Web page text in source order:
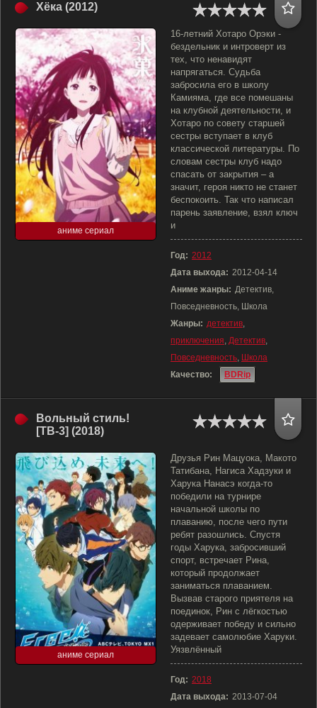
Хёка (2012)
аниме сериал
16-летний Хотаро Орэки -
бездельник и интроверт из
тех, что ненавидят
напрягаться. Судьба
забросила его в школу
Камияма, где все помешаны
на клубной деятельности, и
Хотаро по совету старшей
сестры вступает в клуб
классической литературы. По
словам сестры клуб надо
спасать от закрытия – а
значит, героя никто не станет
беспокоить. Так что написал
парень заявление, взял ключ
и
Год: 2012
Дата выхода: 2012-04-14
Аниме жанры: Детектив,
Повседневность, Школа
Жанры: детектив,
приключения, Детектив,
Повседневность, Школа
Качество:
BDRip
Вольный стиль!
[ТВ-3] (2018)
аниме сериал
Друзья Рин Мацуока, Макото
Татибана, Нагиса Хадзуки и
Харука Нанасэ когда-то
победили на турнире
начальной школы по
плаванию, после чего пути
ребят разошлись. Спустя
годы Харука, забросивший
спорт, встречает Рина,
который продолжает
заниматься плаванием.
Вызвав старого приятеля на
поединок, Рин с лёгкостью
одерживает победу и сильно
задевает самолюбие Харуки.
Уязвлённый
Год: 2018
Дата выхода: 2013-07-04